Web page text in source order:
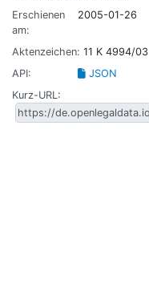
Erschienen
am:
2005-01-26
Aktenzeichen: 11 K 4994/03
API:
JSON
Kurz-URL: